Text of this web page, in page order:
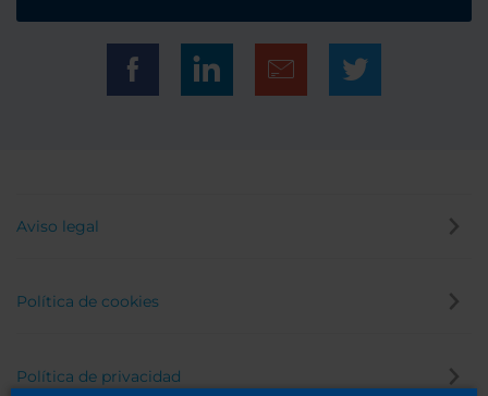
Aviso legal
Política de cookies
Política de privacidad